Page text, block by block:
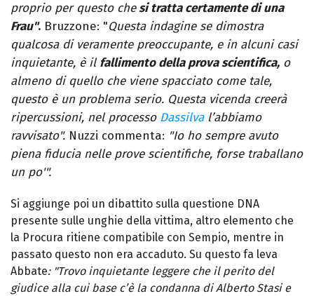
proprio per questo chesi tratta certamente di una
Frau". Bruzzone: "Questa indagine se dimostra
qualcosa di veramente preoccupante, e in alcuni casi
inquietante, è ilfallimento della prova scientifica, o
almeno di quello che viene spacciato come tale,
questo è un problema serio. Questa vicenda creerà
ripercussioni, nel processo Dassilval’abbiamo
ravvisato". Nuzzi commenta: "Io ho sempre avuto
piena fiducia nelle prove scientifiche, forse traballano
un po'".
Si aggiunge poi un dibattito sulla questione DNA
presente sulle unghie della vittima, altro elemento che
la Procura ritiene compatibile con Sempio, mentre in
passato questo non era accaduto. Su questo fa leva
Abbate: "Trovo inquietante leggere che il perito del
giudice alla cui base c’è la condanna di Alberto Stasi e